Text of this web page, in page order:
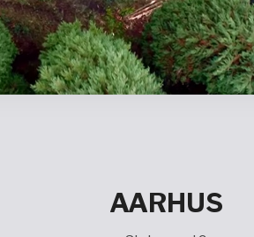
AARHUS